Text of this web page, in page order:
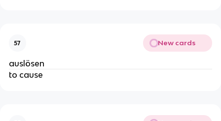
57 New cards
auslösen
to cause